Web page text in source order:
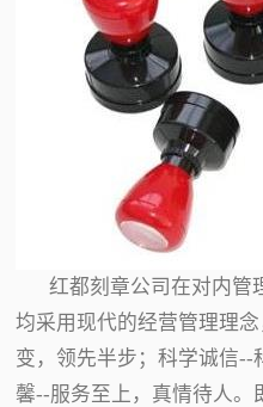
红都刻章公司在对内管
均采用现代的经营管理理
变，领先半步；科学诚信--
馨--服务至上，真情待人。